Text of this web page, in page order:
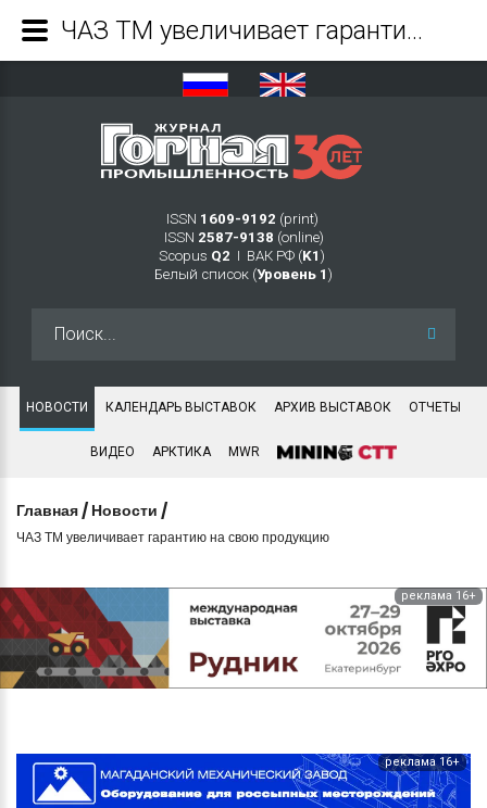
ISSN 1609-9192 (print)
ISSN 2587-9138 (online)
Scopus Q2 Ι ВАК РФ (K1 )
Белый список (Уровень 1 )
НОВОСТИ КАЛЕНДАРЬ ВЫСТАВОК АРХИВ ВЫСТАВОК ОТЧЕТЫ
ВИДЕО АРКТИКА MWR
Главная / Новости /
ЧАЗ ТМ увеличивает гарантию на свою продукцию
реклама 16+
реклама 16+
ЧАЗ ТМ увеличивает гарантию на свою продукцию - Журнал Горная промышленность